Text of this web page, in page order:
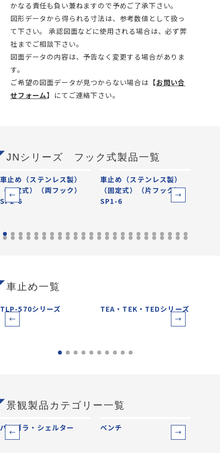
かなる責任も負い兼ねますので予めご了承下さい。
図形データから得られる寸法は、参考数値として扱っ
て下さい。 承認図面などに使用される場合は、必ず弊
社までご相談下さい。
図面データの内容は、予告なく変更する場合がありま
す。
ご希望の図面データが見つからない場合は 【お問い合
せフォーム】 にてご連絡下さい。
JNシリーズ フック式製品一覧
車止め（ステンレス製）
（固定式）（両フック）
SP2-6
車止め（ステンレス製）
（固定式）（片フック）
SP1-6
車止め一覧
TLP-570シリーズ TEA・TEK・TEDシリーズ
景観製品カテゴリー一覧
パーゴラ・シェルター ベンチ